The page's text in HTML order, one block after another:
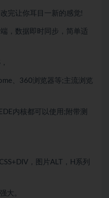
完让你耳目一新的感觉!
，数据即时同步，简单适
、360浏览器等;主流浏览
内核都可以使用;附带测
，图片ALT，H系列
大。